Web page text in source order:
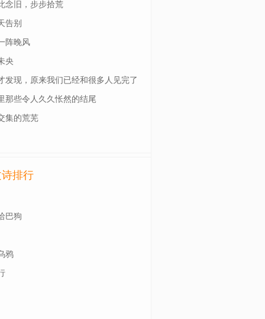
念旧，步步拾荒
告别
阵晚风
央
发现，原来我们已经和很多人见完了
面
那些令人久久怅然的结尾
集的荒芜
排行
巴狗
鸦